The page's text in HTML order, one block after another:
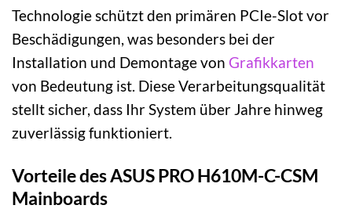
Technologie schützt den primären PCIe-Slot vor
Beschädigungen, was besonders bei der
Installation und Demontage von Grafikkarten
von Bedeutung ist. Diese Verarbeitungsqualität
stellt sicher, dass Ihr System über Jahre hinweg
zuverlässig funktioniert.
Vorteile des ASUS PRO H610M-C-CSM
Mainboards